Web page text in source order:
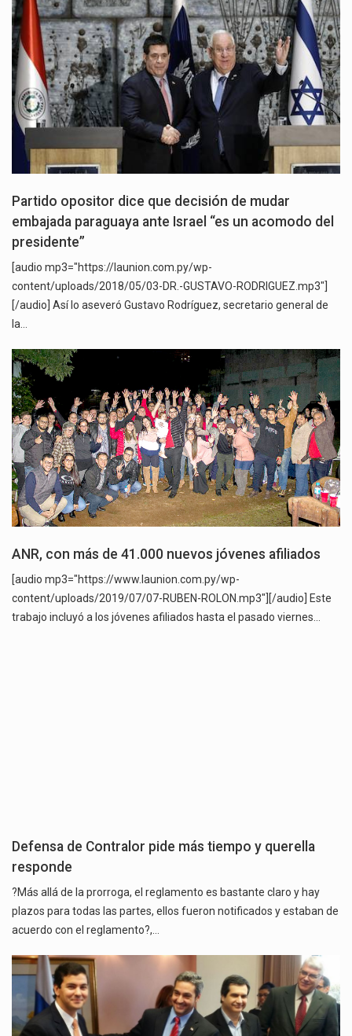
Partido opositor dice que decisión de mudar
embajada paraguaya ante Israel “es un acomodo del
presidente”
[audio mp3="https://launion.com.py/wp-
content/uploads/2018/05/03-DR.-GUSTAVO-RODRIGUEZ.mp3"]
[/audio] Así lo aseveró Gustavo Rodríguez, secretario general de
la…
ANR, con más de 41.000 nuevos jóvenes afiliados
[audio mp3="https://www.launion.com.py/wp-
content/uploads/2019/07/07-RUBEN-ROLON.mp3"][/audio] Este
trabajo incluyó a los jóvenes afiliados hasta el pasado viernes…
Defensa de Contralor pide más tiempo y querella
responde
?Más allá de la prorroga, el reglamento es bastante claro y hay
plazos para todas las partes, ellos fueron notificados y estaban de
acuerdo con el reglamento?,…